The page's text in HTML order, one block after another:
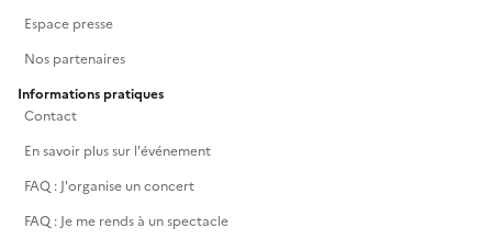
Espace presse
Nos partenaires
Informations pratiques
Contact
En savoir plus sur l'événement
FAQ : J'organise un concert
FAQ : Je me rends à un spectacle